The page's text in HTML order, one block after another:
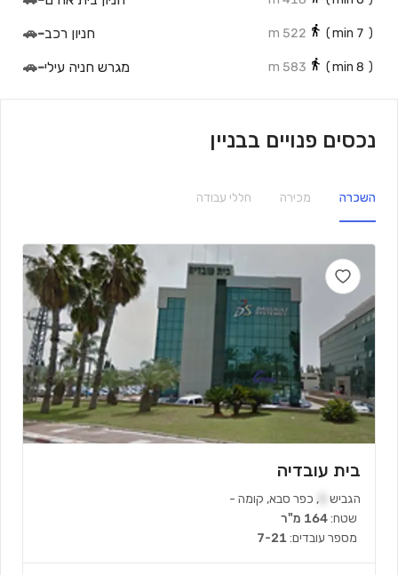
(
7
522 m חניון רכב-
🚗
(
8
583 m מגרש חניה עילי-
🚗
נכסים פנויים בבניין
השכרה מכירה חללי עבודה
בית עובדיה
הגביש , כפר סבא, קומה -
שטח:164 מ"ר
מספר עובדים:7-21